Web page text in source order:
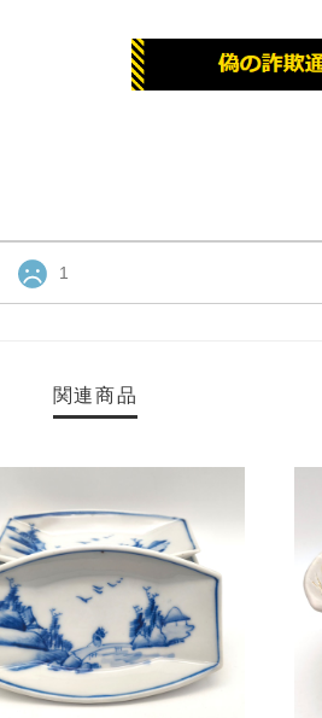
1
関連商品